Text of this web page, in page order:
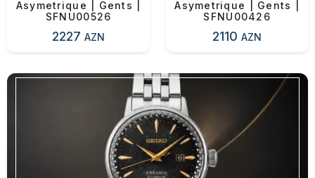
Asymetrique | Gents |
SFNU00526
2227AZN
Asymetrique | Gents |
SFNU00426
2110AZN